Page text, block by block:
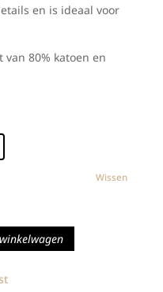
en is ideaal voor
van 80% katoen en
Wissen